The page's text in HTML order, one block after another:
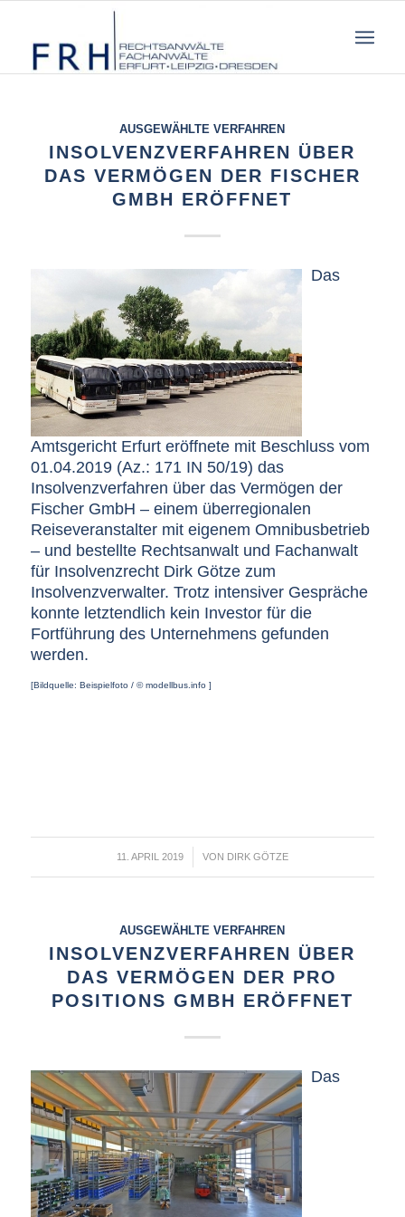
AUSGEWÄHLTE VERFAHREN
INSOLVENZVERFAHREN ÜBER
DAS VERMÖGEN DER FISCHER
GMBH ERÖFFNET
Das
Amtsgericht Erfurt eröffnete mit Beschluss vom
01.04.2019 (Az.: 171 IN 50/19) das
Insolvenzverfahren über das Vermögen der
Fischer GmbH – einem überregionalen
Reiseveranstalter mit eigenem Omnibusbetrieb
– und bestellte Rechtsanwalt und Fachanwalt
für Insolvenzrecht Dirk Götze zum
Insolvenzverwalter. Trotz intensiver Gespräche
konnte letztendlich kein Investor für die
Fortführung des Unternehmens gefunden
werden.
[Bildquelle: Beispielfoto / © modellbus.info ]
11. APRIL 2019
/ VON DIRK GÖTZE
AUSGEWÄHLTE VERFAHREN
INSOLVENZVERFAHREN ÜBER
DAS VERMÖGEN DER PRO
POSITIONS GMBH ERÖFFNET
Das